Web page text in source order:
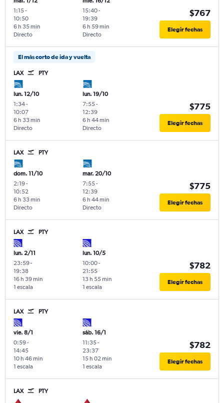
1:15-
10:50
Directo
6 h 35 min
15:40-
19:39
Directo
6 h 59 min
$767
Elegir fechas
El más corto de ida y vuelta
LAX PTY
lun. 12/10
1:34-
10:07
Directo
6 h 33 min
lun. 19/10
7:55-
12:39
Directo
6 h 44 min
$775
Elegir fechas
LAX PTY
dom. 11/10
2:19-
10:52
Directo
6 h 33 min
mar. 20/10
7:55-
12:39
Directo
6 h 44 min
$775
Elegir fechas
LAX PTY
lun. 2/11
23:59-
19:38
1 escala
16 h 39 min
lun. 10/5
10:00-
21:55
1 escala
13 h 55 min
$782
Elegir fechas
LAX PTY
vie. 8/1
0:59-
14:45
1 escala
10 h 46 min
sáb. 16/1
11:35-
23:37
1 escala
15 h 02 min
$782
Elegir fechas
LAX PTY